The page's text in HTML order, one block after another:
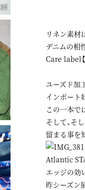
リネン素材
デニムの相
Care label
ユーズド加
インポート
この一本で
そして、そ
留まる事を
Atlantic
エッジの効
昨シーズン